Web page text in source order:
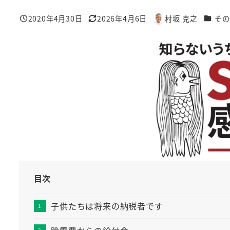
投稿日
2020年4月30日
更新日
2026年4月6日
著
村坂 克之 カテゴ
そ
目次
子供たちは将来の納税者です